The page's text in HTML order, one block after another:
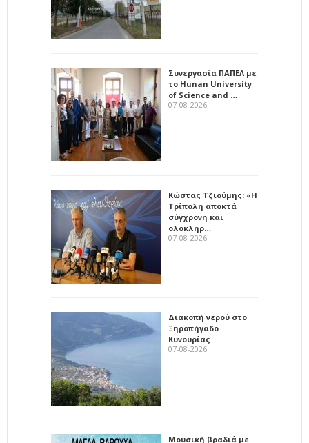
Συνεργασία ΠΑΠΕΛ με
το Hunan University
of Science and …
07-08-2026
Κώστας Τζιούμης: «Η
Τρίπολη αποκτά
σύγχρονη και
ολοκληρ…
07-08-2026
Διακοπή νερού στο
Ξηροπήγαδο
Κυνουρίας
07-08-2026
Μουσική βραδιά με